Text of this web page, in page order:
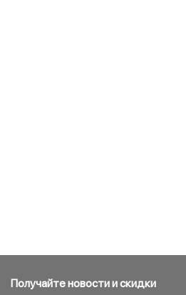
Получайте новости и скидки